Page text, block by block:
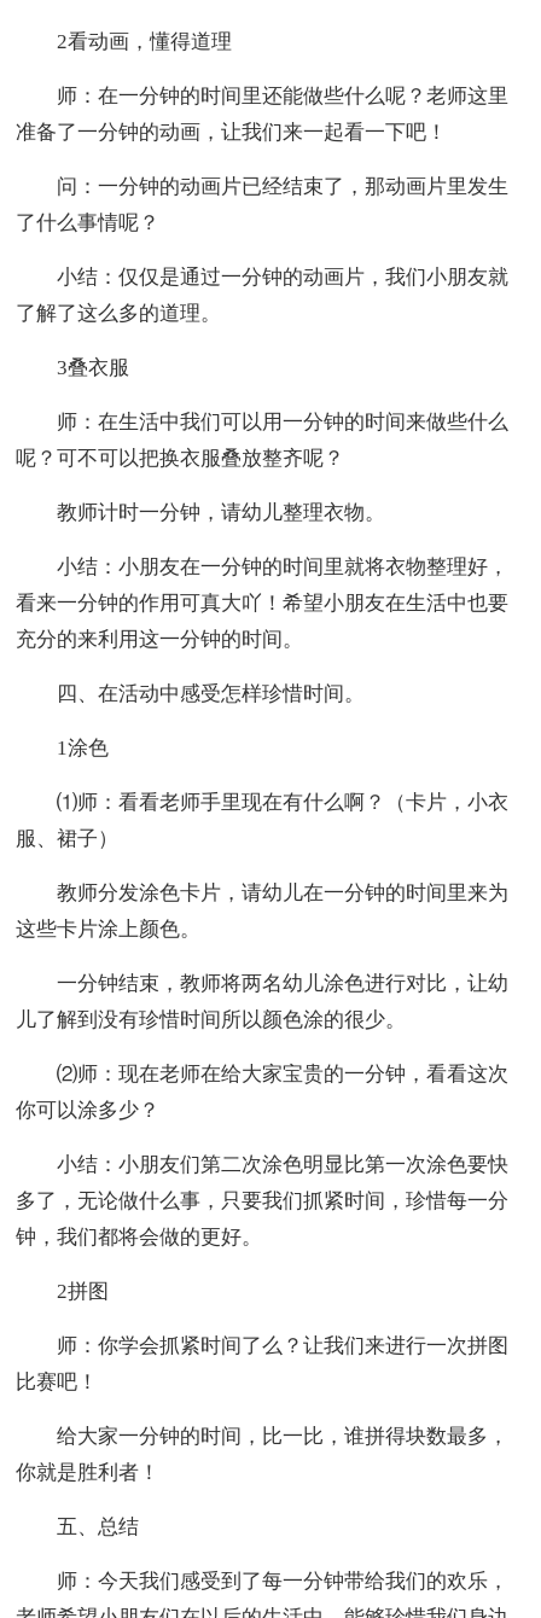
2看动画，懂得道理
师：在一分钟的时间里还能做些什么呢？老师这里
准备了一分钟的动画，让我们来一起看一下吧！
问：一分钟的动画片已经结束了，那动画片里发生
了什么事情呢？
小结：仅仅是通过一分钟的动画片，我们小朋友就
了解了这么多的道理。
3叠衣服
师：在生活中我们可以用一分钟的时间来做些什么
呢？可不可以把换衣服叠放整齐呢？
教师计时一分钟，请幼儿整理衣物。
小结：小朋友在一分钟的时间里就将衣物整理好，
看来一分钟的作用可真大吖！希望小朋友在生活中也要
充分的来利用这一分钟的时间。
四、在活动中感受怎样珍惜时间。
1涂色
⑴师：看看老师手里现在有什么啊？（卡片，小衣
服、裙子）
教师分发涂色卡片，请幼儿在一分钟的时间里来为
这些卡片涂上颜色。
一分钟结束，教师将两名幼儿涂色进行对比，让幼
儿了解到没有珍惜时间所以颜色涂的很少。
⑵师：现在老师在给大家宝贵的一分钟，看看这次
你可以涂多少？
小结：小朋友们第二次涂色明显比第一次涂色要快
多了，无论做什么事，只要我们抓紧时间，珍惜每一分
钟，我们都将会做的更好。
2拼图
师：你学会抓紧时间了么？让我们来进行一次拼图
比赛吧！
给大家一分钟的时间，比一比，谁拼得块数最多，
你就是胜利者！
五、总结
师：今天我们感受到了每一分钟带给我们的欢乐，